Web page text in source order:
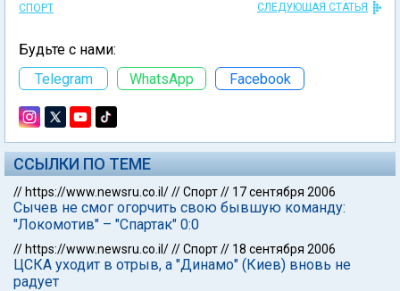
СПОРТ СЛЕДУЮЩАЯ СТАТЬЯ
Будьте с нами:
Telegram
WhatsApp Facebook
ССЫЛКИ ПО ТЕМЕ
// https://www.newsru.co.il///Спорт// 17 сентября 2006
Сычев не смог огорчить свою бывшую команду:
"Локомотив" – "Спартак" 0:0
// https://www.newsru.co.il///Спорт// 18 сентября 2006
ЦСКА уходит в отрыв, а "Динамо" (Киев) вновь не
радует